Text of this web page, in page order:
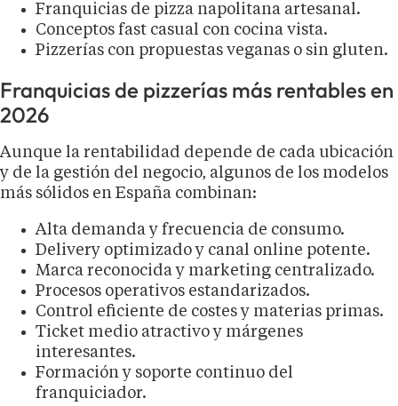
Franquicias de pizza napolitana artesanal.
Conceptos fast casual con cocina vista.
Pizzerías con propuestas veganas o sin gluten.
Franquicias de pizzerías más rentables en
2026
Aunque la rentabilidad depende de cada ubicación
y de la gestión del negocio, algunos de los modelos
más sólidos en España combinan:
Alta demanda y frecuencia de consumo.
Delivery optimizado y canal online potente.
Marca reconocida y marketing centralizado.
Procesos operativos estandarizados.
Control eficiente de costes y materias primas.
Ticket medio atractivo y márgenes
interesantes.
Formación y soporte continuo del
franquiciador.